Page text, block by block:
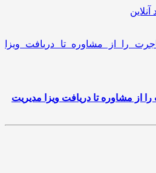
آنلاین
از مشاوره تا دریافت ویزا مدیریت